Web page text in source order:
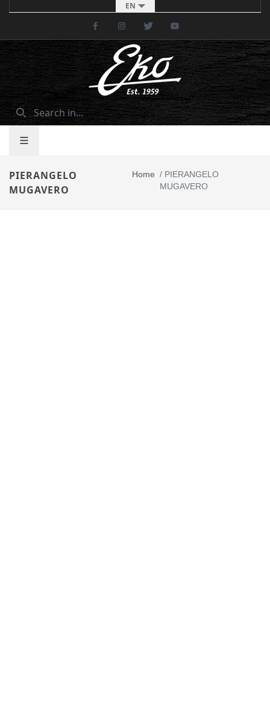
EN
FacebookInstagramTwitter
PIERANGELO
MUGAVERO
Home / PIERANGELO
MUGAVERO